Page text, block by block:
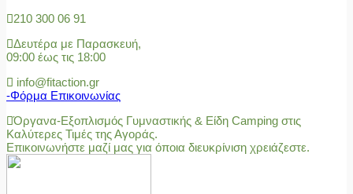
210 300 06 91
Δευτέρα με Παρασκευή,
09:00 έως τις 18:00
info@fitaction.gr
-Φόρμα Επικοινωνίας
Όργανα-Εξοπλισμός Γυμναστικής & Είδη Camping στις
Καλύτερες Τιμές της Αγοράς.
Επικοινωνήστε μαζί μας για όποια διευκρίνιση χρειάζεστε.